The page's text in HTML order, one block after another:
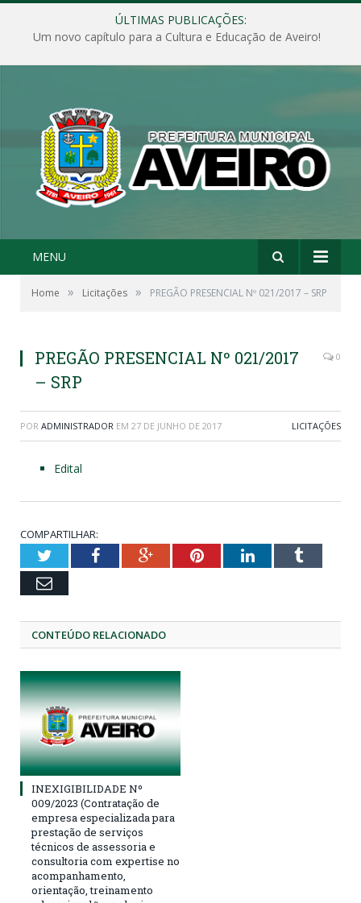
ÚLTIMAS PUBLICAÇÕES:
Um novo capítulo para a Cultura e Educação de Aveiro!
MENU
Home » Licitações » PREGÃO PRESENCIAL Nº 021/2017 – SRP
PREGÃO PRESENCIAL Nº 021/2017
– SRP
0
POR ADMINISTRADOR EM 27 DE JUNHO DE 2017 LICITAÇÕES
Edital
COMPARTILHAR:
TwitterFacebookGoogle+PinterestLinkedInTumblr
Email
CONTEÚDO RELACIONADO
INEXIGIBILIDADE Nº
009/2023 (Contratação de
empresa especializada para
prestação de serviços
técnicos de assessoria e
consultoria com expertise no
acompanhamento,
orientação, treinamento